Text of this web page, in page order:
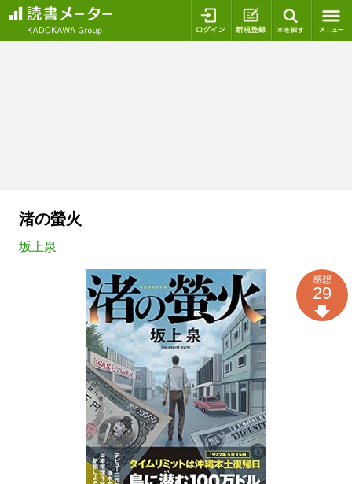
ログイン 新規登録
渚の螢火
坂上泉
感想
29